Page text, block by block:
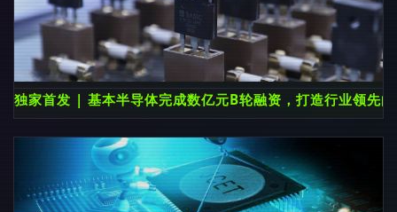
独家首发 | 基本半导体完成数亿元B轮融资，打造行业领先